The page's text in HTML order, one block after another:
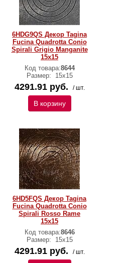
6HDG9QS Декор Tagina
Fucina Quadrotta Conio
Spirali Grigio Manganite
15x15
Код товара:8644
Размер:
15x15
4291.91 руб. / шт.
В корзину
6HD5FQS Декор Tagina
Fucina Quadrotta Conio
Spirali Rosso Rame
15x15
Код товара:8646
Размер:
15x15
4291.91 руб. / шт.